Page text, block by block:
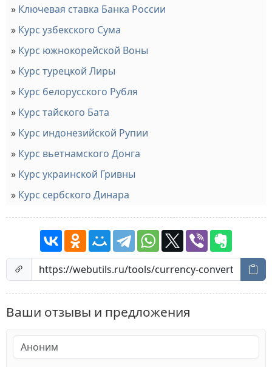
Ключевая ставка Банка России
Курс узбекского Сума
Курс южнокорейской Воны
Курс турецкой Лиры
Курс белорусского Рубля
Курс тайского Бата
Курс индонезийской Рупии
Курс вьетнамского Донга
Курс украинской Гривны
Курс сербского Динара
Ваши отзывы и предложения